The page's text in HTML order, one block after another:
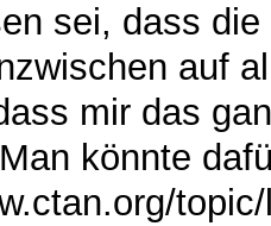
sei, dass
auf
mir das
könnte